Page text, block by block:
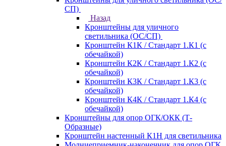
СП)
Назад
Кронштейны для уличного
светильника (ОС/СП)
Кронштейн К1К / Стандарт 1.К1 (с
обечайкой)
Кронштейн К2К / Стандарт 1.К2 (с
обечайкой)
Кронштейн К3К / Стандарт 1.К3 (с
обечайкой)
Кронштейн К4К / Стандарт 1.К4 (с
обечайкой)
Кронштейны для опор ОГК/ОКК (Т-
Образные)
Кронштейн настенный К1Н для светильника